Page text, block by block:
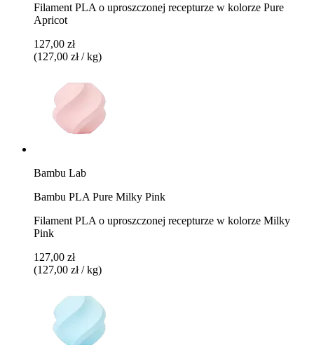
Filament PLA o uproszczonej recepturze w kolorze Pure
Apricot
127,00 zł
(127,00 zł / kg)
Bambu Lab
Bambu PLA Pure Milky Pink
Filament PLA o uproszczonej recepturze w kolorze Milky
Pink
127,00 zł
(127,00 zł / kg)